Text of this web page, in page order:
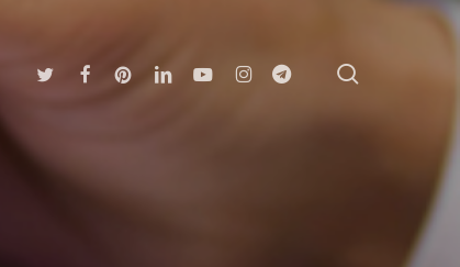
TwitterFacebookPinterestLinkedinYoutubeInstagramTelegram